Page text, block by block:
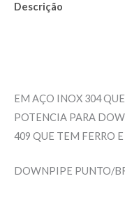
Descrição
EM AÇO INOX 304
POTENCIA PARA
409 QUE TEM FERRO
DOWNPIPE PUNTO/